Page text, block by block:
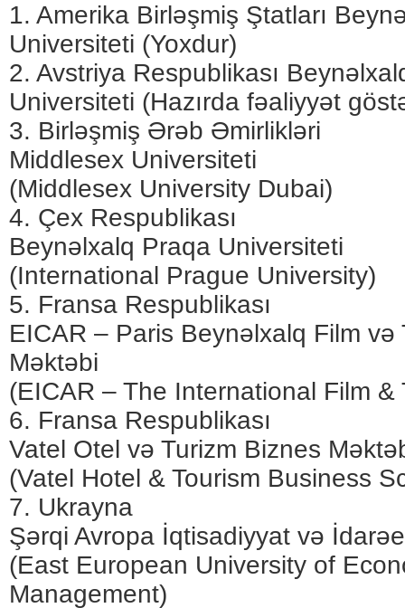
1. Amerika Birləşmiş Ştatları
Universiteti (Yoxdur)
2. Avstriya Respublikası
Universiteti (Hazırda fəaliyyət
3. Birləşmiş Ərəb Əmirlikləri
Middlesex Universiteti
(Middlesex University Dubai)
4. Çex Respublikası
Beynəlxalq Praqa Universiteti
(International Prague University)
5. Fransa Respublikası
EICAR – Paris Beynəlxalq Film və
Məktəbi
(EICAR – The International Film &
6. Fransa Respublikası
Vatel Otel və Turizm Biznes
(Vatel Hotel & Tourism Business
7. Ukrayna
Şərqi Avropa İqtisadiyyat və
(East European University of
Management)